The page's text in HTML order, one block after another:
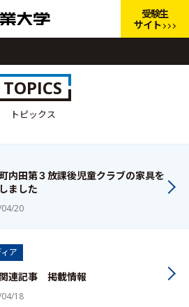
受験生
サイト
TOPICS
トピックス
内田第３放課後児童クラブの家具を
ました
20
ア
連記事 掲載情報
18